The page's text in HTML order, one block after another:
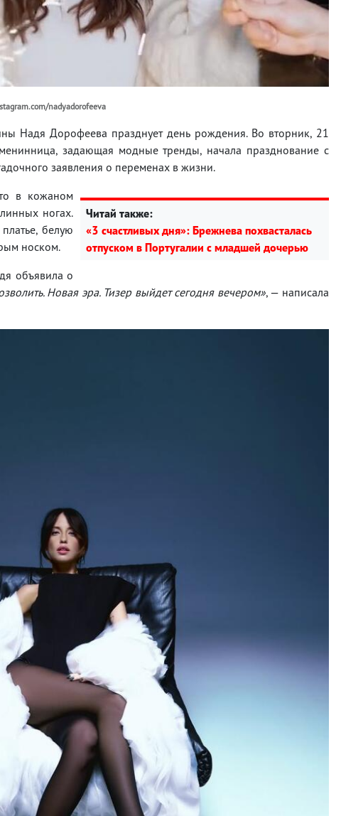
nadyadorofeeva
Надя Дорофеева празднует день рождения. Во вторник, 21
задающая модные тренды, начала празднование с
заявления о переменах в жизни.
Читай также:
«3 счастливых дня»: Брежнева похвасталась
отпуском в Португалии с младшей дочерью
в кожаном
ногах.
белую
носком.
объявила о
Новая эра. Тизер выйдет сегодня вечером», — написала